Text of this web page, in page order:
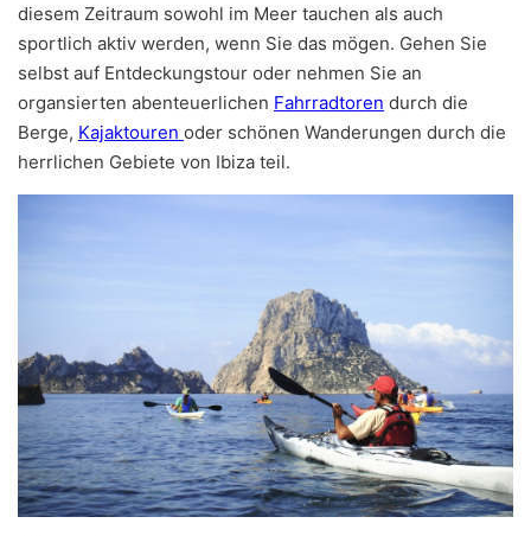
diesem Zeitraum sowohl im Meer tauchen als auch
sportlich aktiv werden, wenn Sie das mögen. Gehen Sie
selbst auf Entdeckungstour oder nehmen Sie an
organsierten abenteuerlichen Fahrradtoren durch die
Berge, Kajaktouren oder schönen Wanderungen durch die
herrlichen Gebiete von Ibiza teil.